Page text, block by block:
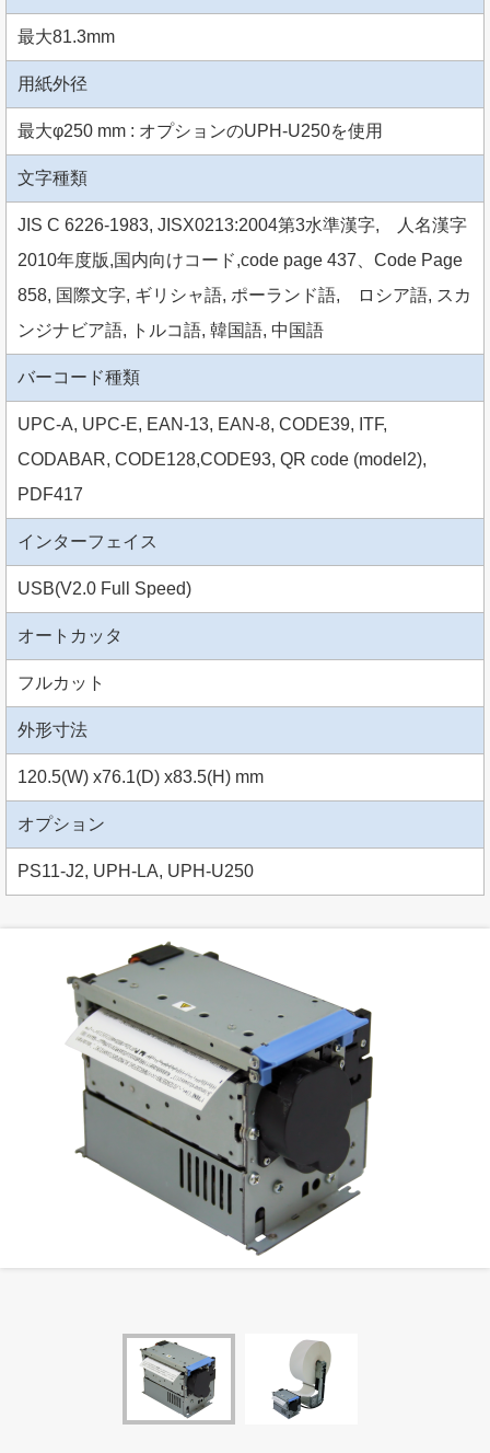
最大81.3mm
用紙外径
最大φ250 mm : オプションのUPH-U250を使用
文字種類
JIS C 6226-1983, JISX0213:2004第3水準漢字, 人名漢字
2010年度版,国内向けコード,code page 437、Code Page
858, 国際文字, ギリシャ語, ポーランド語, ロシア語, スカ
ンジナビア語, トルコ語, 韓国語, 中国語
バーコード種類
UPC-A, UPC-E, EAN-13, EAN-8, CODE39, ITF,
CODABAR, CODE128,CODE93, QR code (model2),
PDF417
インターフェイス
USB(V2.0 Full Speed)
オートカッタ
フルカット
外形寸法
120.5(W) x76.1(D) x83.5(H) mm
オプション
PS11-J2, UPH-LA, UPH-U250